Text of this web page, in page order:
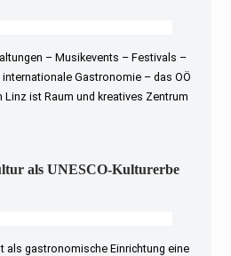
– Musikevents – Festivals –
Gastronomie – das OÖ
ist Raum und kreatives Zentrum
als UNESCO-Kulturerbe
als gastronomische Einrichtung eine